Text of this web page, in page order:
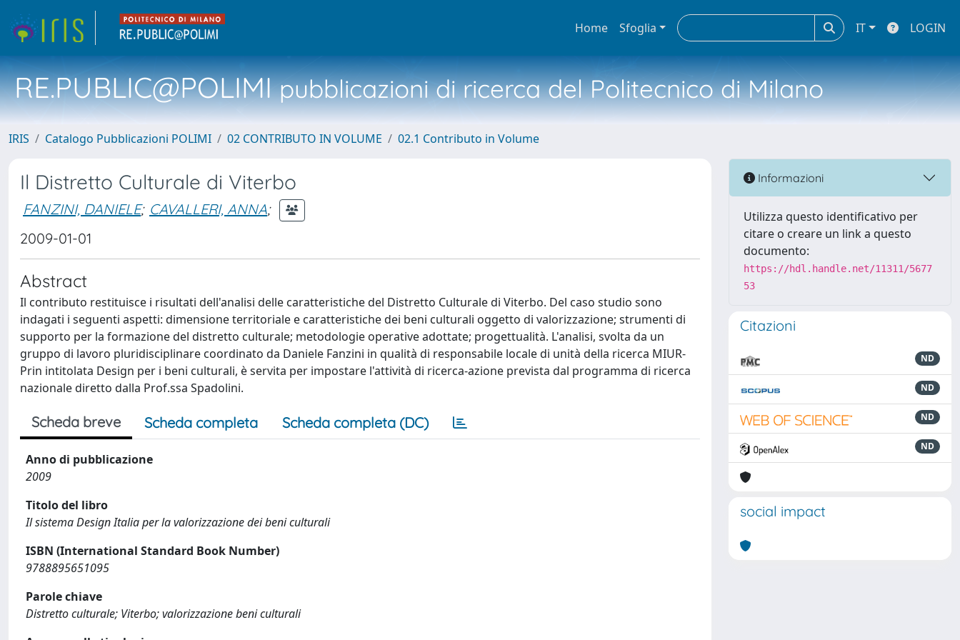
Home Sfoglia IT LOGIN
RE.PUBLIC@POLIMIpubblicazioni di ricerca del Politecnico di Milano
IRIS Catalogo Pubblicazioni POLIMI 02 CONTRIBUTO IN VOLUME 02.1 Contributo in Volume
Il Distretto Culturale di Viterbo
FANZINI, DANIELE; CAVALLERI, ANNA;
2009-01-01
Abstract
Il contributo restituisce i risultati dell'analisi delle caratteristiche del Distretto Culturale di Viterbo. Del caso studio sono
indagati i seguenti aspetti: dimensione territoriale e caratteristiche dei beni culturali oggetto di valorizzazione; strumenti di
supporto per la formazione del distretto culturale; metodologie operative adottate; progettualità. L'analisi, svolta da un
gruppo di lavoro pluridisciplinare coordinato da Daniele Fanzini in qualità di responsabile locale di unità della ricerca MIUR-
Prin intitolata Design per i beni culturali, è servita per impostare l'attività di ricerca-azione prevista dal programma di ricerca
nazionale diretto dalla Prof.ssa Spadolini.
Scheda breve Scheda completa Scheda completa (DC)
Anno di pubblicazione
2009
Titolo del libro
Il sistema Design Italia per la valorizzazione dei beni culturali
ISBN (International Standard Book Number)
9788895651095
Parole chiave
Distretto culturale; Viterbo; valorizzazione beni culturali
Informazioni
Utilizza questo identificativo per
citare o creare un link a questo
documento:
https://hdl.handle.net/11311/5677
53
Citazioni
ND
ND
ND
ND
social impact